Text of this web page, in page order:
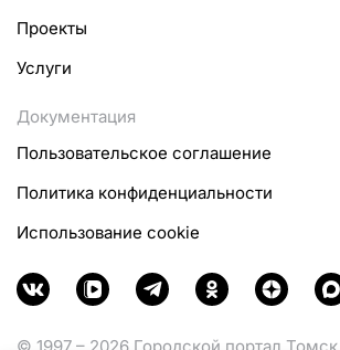
Проекты
Услуги
Документация
Пользовательское соглашение
Политика конфиденциальности
Использование cookie